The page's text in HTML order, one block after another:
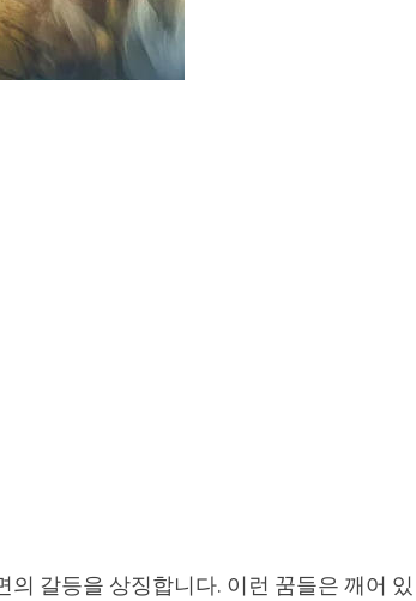
갈등을 상징합니다. 이런 꿈들은 깨어 있